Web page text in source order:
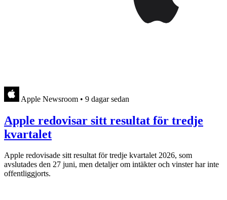
Apple Newsroom • 9 dagar sedan
Apple redovisar sitt resultat för tredje
kvartalet
Apple redovisade sitt resultat för tredje kvartalet 2026, som
avslutades den 27 juni, men detaljer om intäkter och vinster har inte
offentliggjorts.